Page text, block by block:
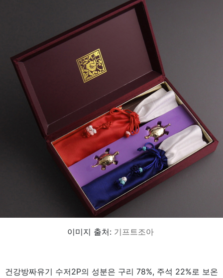
이미지 출처: 기프트조아
건강방짜유기 수저2P의 성분은 구리 78%, 주석 22%로 보온